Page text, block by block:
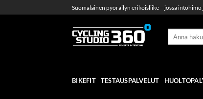
to
Suomalainen pyöräilyn erikoisliike – jossa intohimo
BIKEFIT TESTAUSPALVELUT